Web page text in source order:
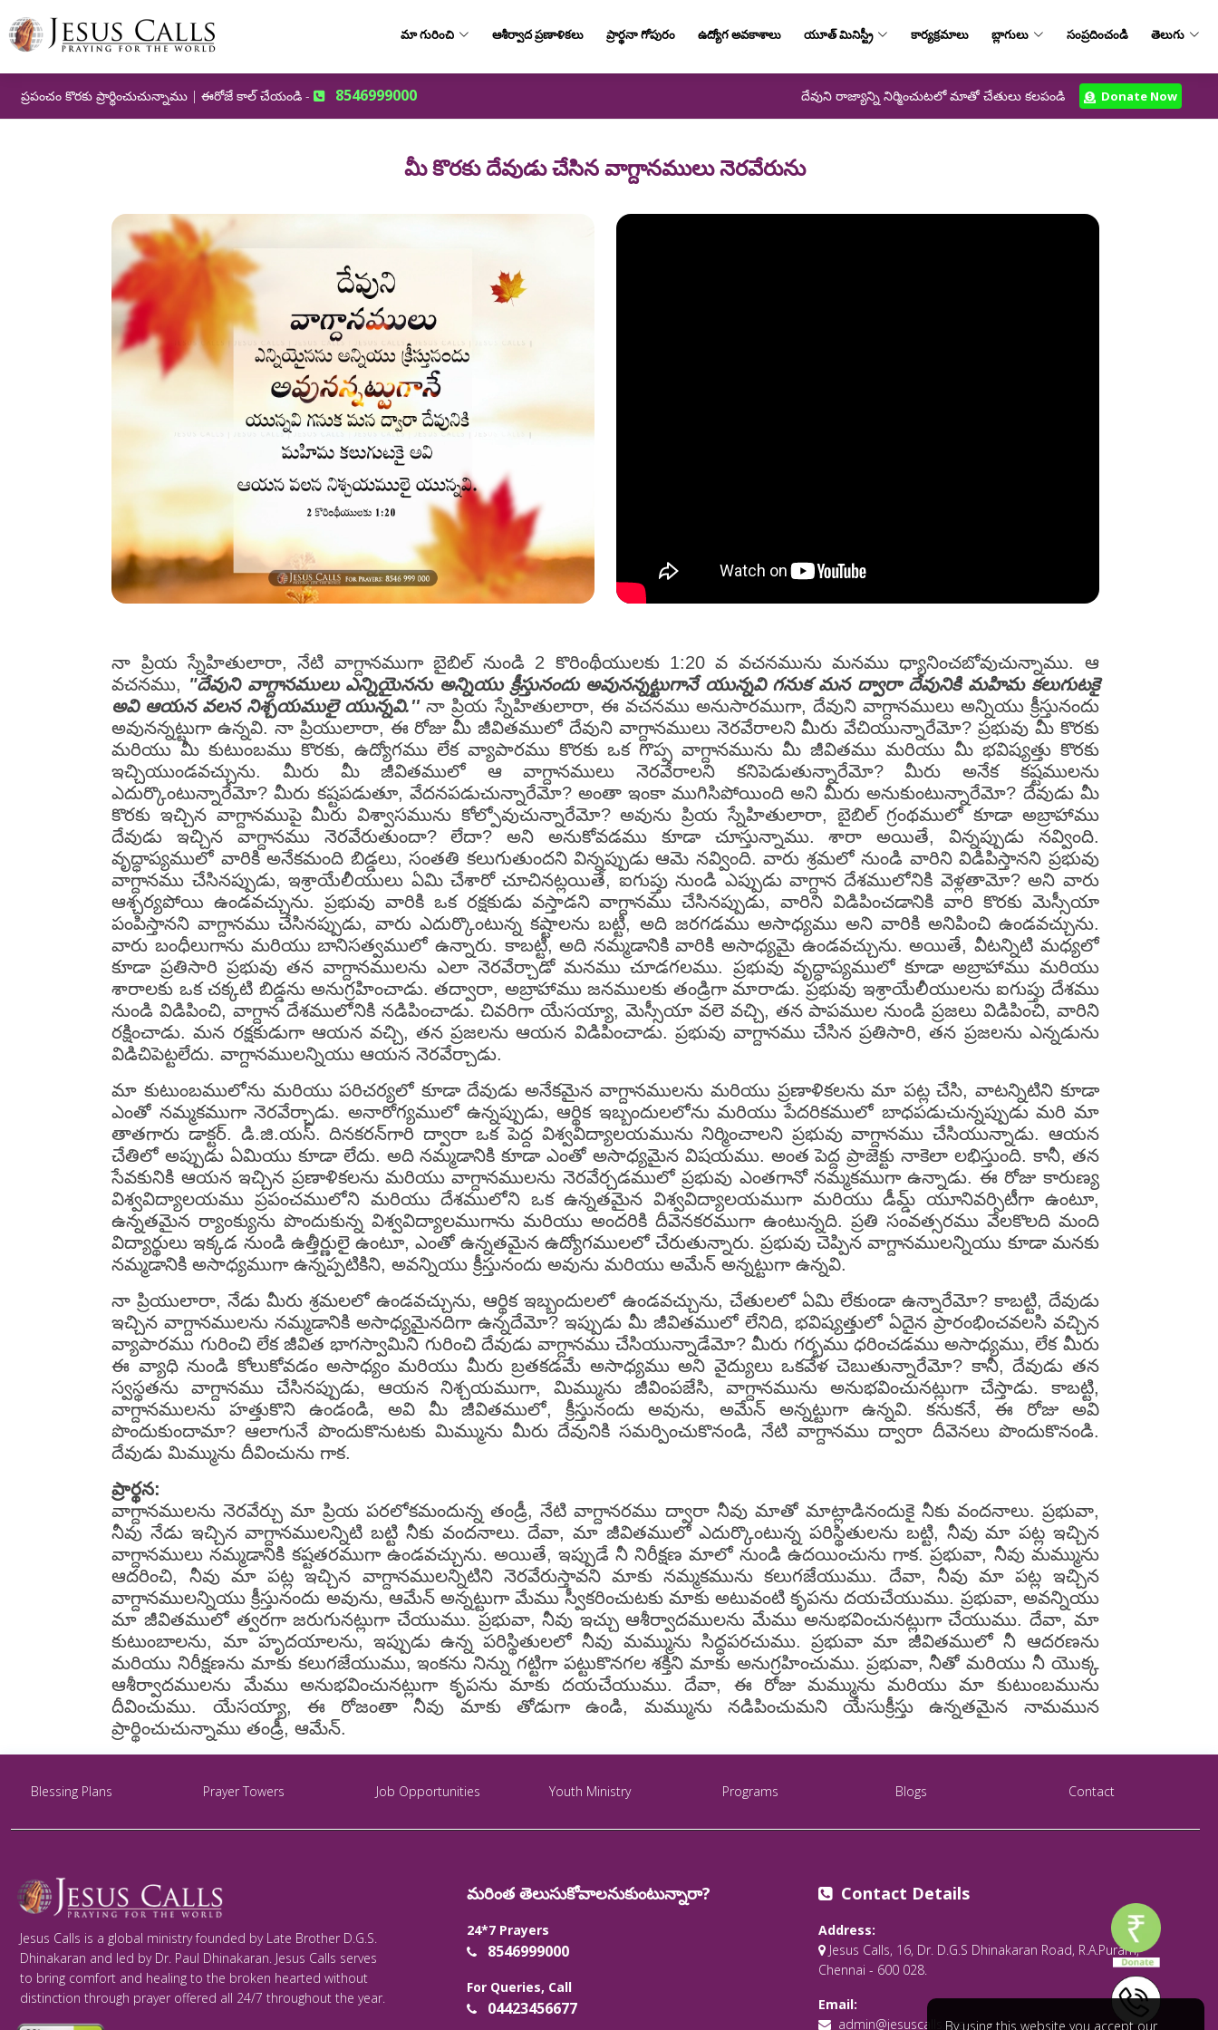
మా గురించి ఆశీర్వాద ప్రణాళికలు ప్రార్థనా గోపురం ఉద్యోగ అవకాశాలు యూత్‌ మినిస్ట్రీ కార్యక్రమాలు బ్లాగులు సంప్రదించండి తెలుగు
ప్రపంచం కొరకు ప్రార్థించుచున్నాము | ఈరోజే కాల్ చేయండి - 8546999000 దేవుని రాజ్యాన్ని నిర్మించుటలో మాతో చేతులు కలపండి Donate Now
మీ కొరకు దేవుడు చేసిన వాగ్దానములు నెరవేరును
నా ప్రియ స్నేహితులారా, నేటి వాగ్దానముగా బైబిల్ నుండి 2 కొరింథీయులకు 1:20 వ వచనమును మనము ధ్యానించబోవుచున్నాము. ఆ
వచనము, "దేవుని వాగ్దానములు ఎన్నియైనను అన్నియు క్రీస్తునందు అవునన్నట్టుగానే యున్నవి గనుక మన ద్వారా దేవునికి మహిమ కలుగుటకై
అవి ఆయన వలన నిశ్చయములై యున్నవి.''నా ప్రియ స్నేహితులారా, ఈ వచనము అనుసారముగా, దేవుని వాగ్దానములు అన్నియు క్రీస్తునందు
అవునన్నట్టుగా ఉన్నవి. నా ప్రియులారా, ఈ రోజు మీ జీవితములో దేవుని వాగ్దానములు నెరవేరాలని మీరు వేచియున్నారేమో? ప్రభువు మీ కొరకు
మరియు మీ కుటుంబము కొరకు, ఉద్యోగము లేక వ్యాపారము కొరకు ఒక గొప్ప వాగ్దానమును మీ జీవితము మరియు మీ భవిష్యత్తు కొరకు
ఇచ్చియుండవచ్చును. మీరు మీ జీవితములో ఆ వాగ్దానములు నెరవేరాలని కనిపెడుతున్నారేమో? మీరు అనేక కష్టములను
ఎదుర్కొంటున్నారేమో? మీరు కష్టపడుతూ, వేదనపడుచున్నారేమో? అంతా ఇంకా ముగిసిపోయింది అని మీరు అనుకుంటున్నారేమో? దేవుడు మీ
కొరకు ఇచ్చిన వాగ్దానముపై మీరు విశ్వాసమును కోల్పోవుచున్నారేమో? అవును ప్రియ స్నేహితులారా, బైబిల్ గ్రంథములో కూడా అబ్రాహాము
దేవుడు ఇచ్చిన వాగ్దానము నెరవేరుతుందా? లేదా? అని అనుకోవడము కూడా చూస్తున్నాము. శారా అయితే, విన్నప్పుడు నవ్వింది.
వృద్ధాప్యములో వారికి అనేకమంది బిడ్డలు, సంతతి కలుగుతుందని విన్నప్పుడు ఆమె నవ్వింది. వారు శ్రమలో నుండి వారిని విడిపిస్తానని ప్రభువు
వాగ్దానము చేసినప్పుడు, ఇశ్రాయేలీయులు ఏమి చేశారో చూచినట్లయితే, ఐగుప్తు నుండి ఎప్పుడు వాగ్దాన దేశములోనికి వెళ్లతామో? అని వారు
ఆశ్చర్యపోయి ఉండవచ్చును. ప్రభువు వారికి ఒక రక్షకుడు వస్తాడని వాగ్దానము చేసినప్పుడు, వారిని విడిపించడానికి వారి కొరకు మెస్సీయా
పంపిస్తానని వాగ్దానము చేసినప్పుడు, వారు ఎదుర్కొంటున్న కష్టాలను బట్టి, అది జరగడము అసాధ్యము అని వారికి అనిపించి ఉండవచ్చును.
వారు బంధీలుగాను మరియు బానిసత్వములో ఉన్నారు. కాబట్టి, అది నమ్మడానికి వారికి అసాధ్యమై ఉండవచ్చును. అయితే, వీటన్నిటి మధ్యలో
కూడా ప్రతిసారి ప్రభువు తన వాగ్దానములను ఎలా నెరవేర్చాడో మనము చూడగలము. ప్రభువు వృద్ధాప్యములో కూడా అబ్రాహాము మరియు
శారాలకు ఒక చక్కటి బిడ్డను అనుగ్రహించాడు. తద్వారా, అబ్రాహాము జనములకు తండ్రిగా మారాడు. ప్రభువు ఇశ్రాయేలీయులను ఐగుప్తు దేశము
నుండి విడిపించి, వాగ్దాన దేశములోనికి నడిపించాడు. చివరిగా యేసయ్యా, మెస్సీయా వలె వచ్చి, తన పాపముల నుండి ప్రజలు విడిపించి, వారిని
రక్షించాడు. మన రక్షకుడుగా ఆయన వచ్చి, తన ప్రజలను ఆయన విడిపించాడు. ప్రభువు వాగ్దానము చేసిన ప్రతిసారి, తన ప్రజలను ఎన్నడును
విడిచిపెట్టలేదు. వాగ్దానములన్నియు ఆయన నెరవేర్చాడు.
మా కుటుంబములోను మరియు పరిచర్యలో కూడా దేవుడు అనేకమైన వాగ్దానములను మరియు ప్రణాళికలను మా పట్ల చేసి, వాటన్నిటిని కూడా
ఎంతో నమ్మకముగా నెరవేర్చాడు. అనారోగ్యములో ఉన్నప్పుడు, ఆర్థిక ఇబ్బందులలోను మరియు పేదరికములో బాధపడుచున్నప్పుడు మరి మా
తాతగారు డాక్టర్. డి.జి.యస్. దినకరన్‌గారి ద్వారా ఒక పెద్ద విశ్వవిద్యాలయమును నిర్మించాలని ప్రభువు వాగ్దానము చేసియున్నాడు. ఆయన
చేతిలో అప్పుడు ఏమియు కూడా లేదు. అది నమ్మడానికి కూడా ఎంతో అసాధ్యమైన విషయము. అంత పెద్ద ప్రాజెక్టు నాకెలా లభిస్తుంది. కానీ, తన
సేవకునికి ఆయన ఇచ్చిన ప్రణాళికలను మరియు వాగ్దానములను నెరవేర్చడములో ప్రభువు ఎంతగానో నమ్మకముగా ఉన్నాడు. ఈ రోజు కారుణ్య
విశ్వవిద్యాలయము ప్రపంచములోని మరియు దేశములోని ఒక ఉన్నతమైన విశ్వవిద్యాలయముగా మరియు డీమ్డ్ యూనివర్సిటీగా ఉంటూ,
ఉన్నతమైన ర్యాంక్యును పొందుకున్న విశ్వవిద్యాలముగాను మరియు అందరికి దీవెనకరముగా ఉంటున్నది. ప్రతి సంవత్సరము వేలకొలది మంది
విద్యార్థులు ఇక్కడ నుండి ఉత్తీర్ణులై ఉంటూ, ఎంతో ఉన్నతమైన ఉద్యోగములలో చేరుతున్నారు. ప్రభువు చెప్పిన వాగ్దానములన్నియు కూడా మనకు
నమ్మడానికి అసాధ్యముగా ఉన్నప్పటికిని, అవన్నియు క్రీస్తునందు అవును మరియు అమేన్ అన్నట్టుగా ఉన్నవి.
నా ప్రియులారా, నేడు మీరు శ్రమలలో ఉండవచ్చును, ఆర్థిక ఇబ్బందులలో ఉండవచ్చును, చేతులలో ఏమి లేకుండా ఉన్నారేమో? కాబట్టి, దేవుడు
ఇచ్చిన వాగ్దానములను నమ్మడానికి అసాధ్యమైనదిగా ఉన్నదేమో? ఇప్పుడు మీ జీవితములో లేనిది, భవిష్యత్తులో ఏదైన ప్రారంభించవలసి వచ్చిన
వ్యాపారము గురించి లేక జీవిత భాగస్వామిని గురించి దేవుడు వాగ్దానము చేసియున్నాడేమో? మీరు గర్భము ధరించడము అసాధ్యము, లేక మీరు
ఈ వ్యాధి నుండి కోలుకోవడం అసాధ్యం మరియు మీరు బ్రతకడమే అసాధ్యము అని వైద్యులు ఒకవేళ చెబుతున్నారేమో? కానీ, దేవుడు తన
స్వస్థతను వాగ్దానము చేసినప్పుడు, ఆయన నిశ్చయముగా, మిమ్మును జీవింపజేసి, వాగ్దానమును అనుభవించునట్లుగా చేస్తాడు. కాబట్టి,
వాగ్దానములను హత్తుకొని ఉండండి, అవి మీ జీవితములో, క్రీస్తునందు అవును, అమేన్ అన్నట్టుగా ఉన్నవి. కనుకనే, ఈ రోజు అవి
పొందుకుందామా? ఆలాగునే పొందుకొనుటకు మిమ్మును మీరు దేవునికి సమర్పించుకొనండి, నేటి వాగ్దానము ద్వారా దీవెనలు పొందుకొనండి.
దేవుడు మిమ్మును దీవించును గాక.
ప్రార్థన:
వాగ్దానములను నెరవేర్చు మా ప్రియ పరలోకమందున్న తండ్రీ, నేటి వాగ్దానరము ద్వారా నీవు మాతో మాట్లాడినందుకై నీకు వందనాలు. ప్రభువా,
నీవు నేడు ఇచ్చిన వాగ్దానములన్నిటి బట్టి నీకు వందనాలు. దేవా, మా జీవితములో ఎదుర్కొంటున్న పరిస్థితులను బట్టి, నీవు మా పట్ల ఇచ్చిన
వాగ్దానములు నమ్మడానికి కష్టతరముగా ఉండవచ్చును. అయితే, ఇప్పుడే నీ నిరీక్షణ మాలో నుండి ఉదయించును గాక. ప్రభువా, నీవు మమ్మును
ఆదరించి, నీవు మా పట్ల ఇచ్చిన వాగ్దానములన్నిటిని నెరవేరుస్తావని మాకు నమ్మకమును కలుగజేయుము. దేవా, నీవు మా పట్ల ఇచ్చిన
వాగ్దానములన్నియు క్రీస్తునందు అవును, ఆమేన్ అన్నట్టుగా మేము స్వీకరించుటకు మాకు అటువంటి కృపను దయచేయుము. ప్రభువా, అవన్నియు
మా జీవితములో త్వరగా జరుగునట్లుగా చేయుము. ప్రభువా, నీవు ఇచ్చు ఆశీర్వాదములను మేము అనుభవించునట్లుగా చేయుము. దేవా, మా
కుటుంబాలను, మా హృదయాలను, ఇప్పుడు ఉన్న పరిస్థితులలో నీవు మమ్మును సిద్ధపరచుము. ప్రభువా మా జీవితములో నీ ఆదరణను
మరియు నిరీక్షణను మాకు కలుగజేయుము, ఇంకను నిన్ను గట్టిగా పట్టుకొనగల శక్తిని మాకు అనుగ్రహించుము. ప్రభువా, నీతో మరియు నీ యొక్క
ఆశీర్వాదములను మేము అనుభవించునట్లుగా కృపను మాకు దయచేయుము. దేవా, ఈ రోజు మమ్మును మరియు మా కుటుంబమును
దీవించుము. యేసయ్యా, ఈ రోజంతా నీవు మాకు తోడుగా ఉండి, మమ్మును నడిపించుమని యేసుక్రీస్తు ఉన్నతమైన నామమున
ప్రార్థించుచున్నాము తండ్రీ, ఆమేన్.
Blessing Plans Prayer Towers Job Opportunities Youth Ministry Programs Blogs Contact
Jesus Calls is a global ministry founded by Late Brother D.G.S.
Dhinakaran and led by Dr. Paul Dhinakaran. Jesus Calls serves
to bring comfort and healing to the broken hearted without
distinction through prayer offered all 24/7 throughout the year.
మరింత తెలుసుకోవాలనుకుంటున్నారా?
24*7 Prayers
8546999000
For Queries, Call
04423456677
Contact Details
Address:
Jesus Calls, 16, Dr. D.G.S Dhinakaran Road, R.A.Puram,
Chennai - 600 028.
Email:
admin@jesuscalls.orgBy using this website you accept our